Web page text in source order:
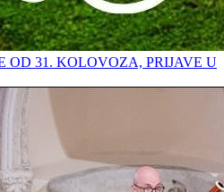
OD 31. KOLOVOZA, PRIJAVE U